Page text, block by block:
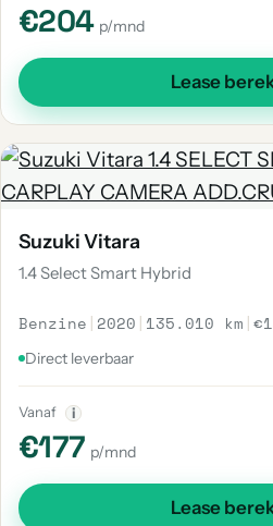
€204 p/mnd
Lease
Suzuki Vitara
1.4 Select Smart Hybrid
Benzine | 2020 | 135.010 km |
Direct leverbaar
Vanaf i
€177 p/mnd
Lease